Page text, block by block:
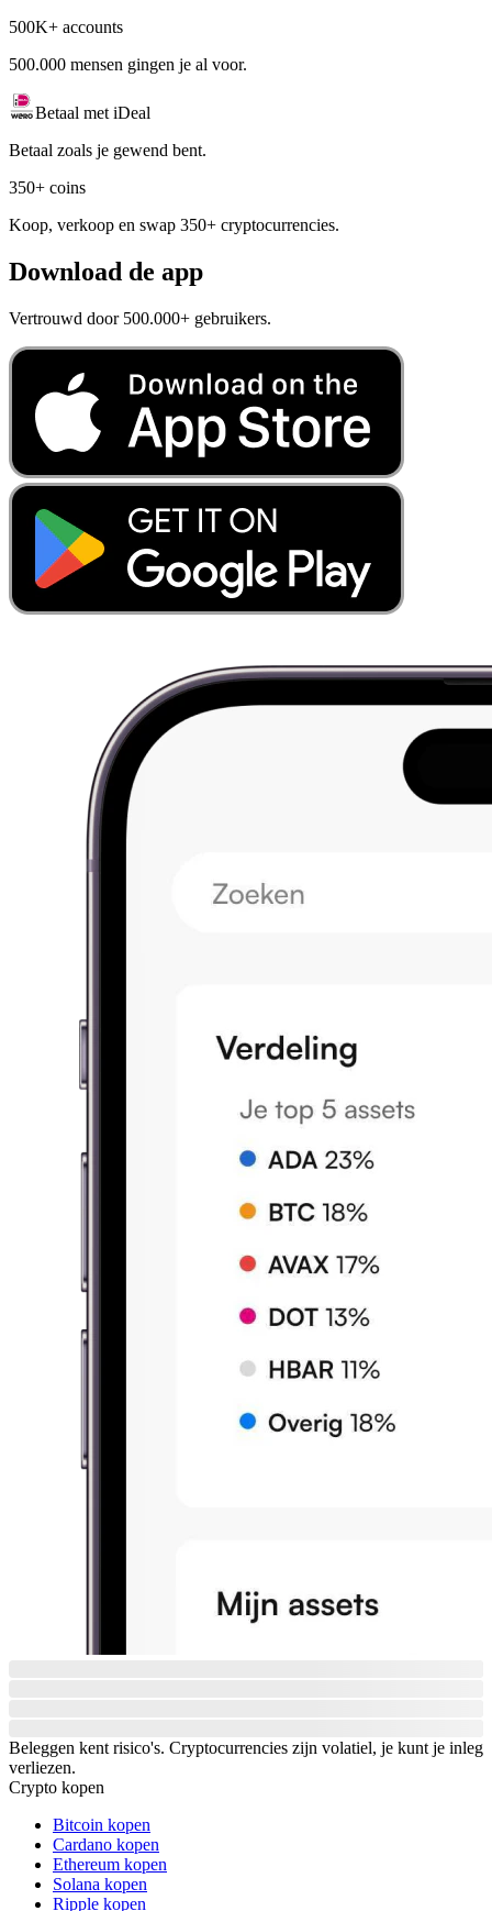
500K+ accounts
500.000 mensen gingen je al voor.
Betaal met iDeal
Betaal zoals je gewend bent.
350+ coins
Koop, verkoop en swap 350+ cryptocurrencies.
Download de app
Vertrouwd door 500.000+ gebruikers.
Beleggen kent risico's. Cryptocurrencies zijn volatiel, je kunt je inleg
verliezen.
Crypto kopen
Bitcoin kopen
Cardano kopen
Ethereum kopen
Solana kopen
Ripple kopen